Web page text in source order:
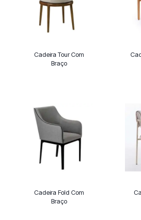
Cadeira Tour Com
Braço
Cadeira Fold Com
Braço